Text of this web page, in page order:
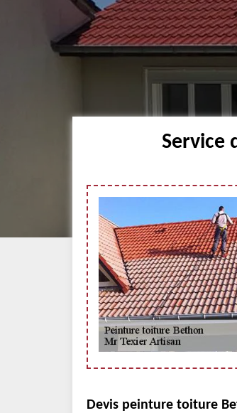
Service
Devis peinture toiture